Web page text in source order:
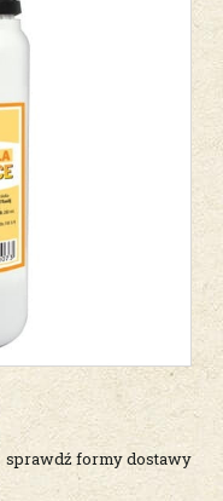
płatności
sprawdź formy dostawy